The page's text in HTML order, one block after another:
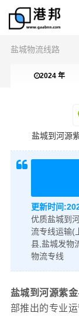
盐城物流线路
2024 年
盐城到河源
更新时间:
优质盐城到
流专线运输(
县,盐城发物
物流专线
盐城到河源紫
部推出的专业